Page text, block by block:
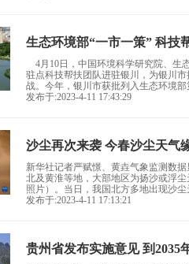
生态环境部“一市一策” 科技
4月10日，中国环境科学研究院、生
驻点科技帮扶团队进驻银川，为银川
战。今年，银川市获批列入生态环境
发布于:2023-4-11 17:43:29
沙尘再次来袭 今春沙尘天气
新华社记者严赋憬、黄垚气象监测数
北及黄淮等地，大部地区为扬沙或浮
照片）。当日，我国北方多地出现沙
发布于:2023-4-11 17:13:21
贵州省发布实施意见 到2035